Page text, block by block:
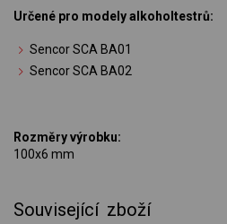
Určené pro modely alkoholtestrů:
Sencor SCA BA01
Sencor SCA BA02
Rozměry výrobku:
100x6 mm
Související zboží